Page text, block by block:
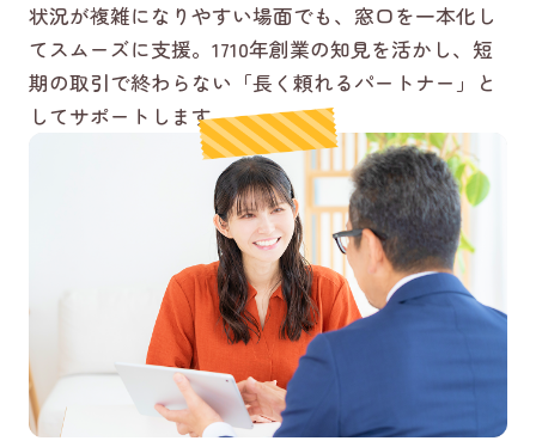
状況が複雑になりやすい場面でも、窓口を一本化し
てスムーズに支援。1710年創業の知見を活かし、短
期の取引で終わらない「長く頼れるパートナー」と
してサポートします。